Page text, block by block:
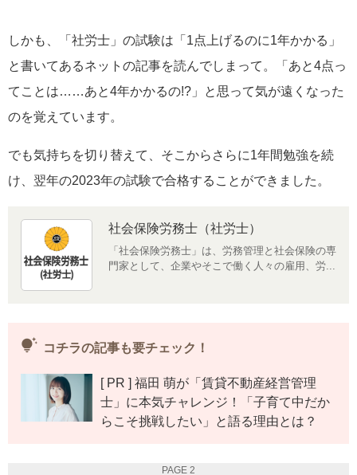
しかも、「社労士」の試験は「1点上げるのに1年かかる」
と書いてあるネットの記事を読んでしまって。「あと4点っ
てことは……あと4年かかるの!?」と思って気が遠くなった
のを覚えています。
でも気持ちを切り替えて、そこからさらに1年間勉強を続
け、翌年の2023年の試験で合格することができました。
社会保険労務士（社労士）
「社会保険労務士」は、労務管理と社会保険の専
門家として、企業やそこで働く人々の雇用、労...
tips_and_updates コチラの記事も要チェック！
[ PR ] 福田 萌が「賃貸不動産経営管理
士」に本気チャレンジ！「子育て中だか
らこそ挑戦したい」と語る理由とは？
PAGE 2